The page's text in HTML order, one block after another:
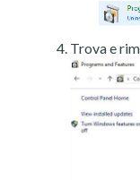
Trova e